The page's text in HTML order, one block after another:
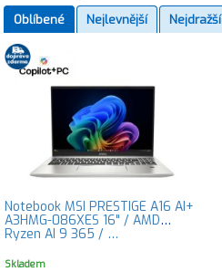
Oblíbené
Nejlevnější Nejdražší
Notebook MSI PRESTIGE A16 AI+
A3HMG-086XES 16" / AMD
Ryzen AI 9 365 / …
Skladem